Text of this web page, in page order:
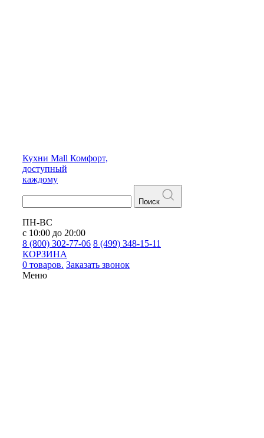
Кухни Mall Комфорт,
доступный
каждому
Поиск
ПН-ВС
с 10:00 до 20:00
8 (800) 302-77-06 8 (499) 348-15-11
КОРЗИНА
0 товаров. Заказать звонок
Меню